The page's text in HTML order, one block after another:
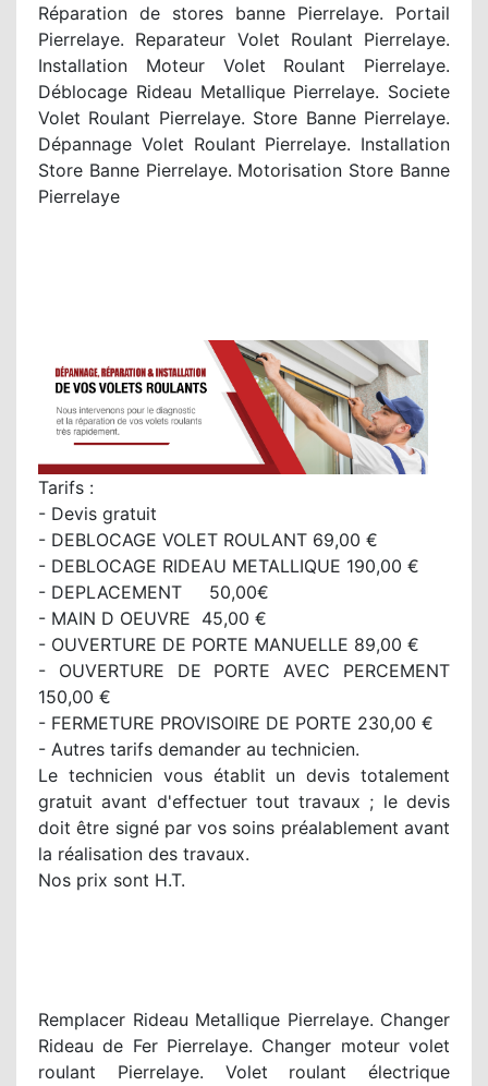
Réparation de stores banne Pierrelaye. Portail
Pierrelaye. Reparateur Volet Roulant Pierrelaye.
Installation Moteur Volet Roulant Pierrelaye.
Déblocage Rideau Metallique Pierrelaye. Societe
Volet Roulant Pierrelaye. Store Banne Pierrelaye.
Dépannage Volet Roulant Pierrelaye. Installation
Store Banne Pierrelaye. Motorisation Store Banne
Pierrelaye
Tarifs :
- Devis gratuit
- DEBLOCAGE VOLET ROULANT 69,00 €
- DEBLOCAGE RIDEAU METALLIQUE 190,00 €
- DEPLACEMENT 50,00€
- MAIN D OEUVRE 45,00 €
- OUVERTURE DE PORTE MANUELLE 89,00 €
- OUVERTURE DE PORTE AVEC PERCEMENT
150,00 €
- FERMETURE PROVISOIRE DE PORTE 230,00 €
- Autres tarifs demander au technicien.
Le technicien vous établit un devis totalement
gratuit avant d'effectuer tout travaux ; le devis
doit être signé par vos soins préalablement avant
la réalisation des travaux.
Nos prix sont H.T.
Remplacer Rideau Metallique Pierrelaye. Changer
Rideau de Fer Pierrelaye. Changer moteur volet
roulant Pierrelaye. Volet roulant électrique